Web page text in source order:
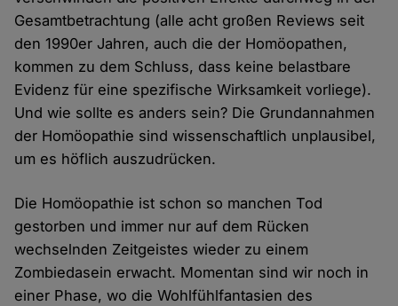
Gesamtbetrachtung (alle acht großen Reviews seit
den 1990er Jahren, auch die der Homöopathen,
kommen zu dem Schluss, dass keine belastbare
Evidenz für eine spezifische Wirksamkeit vorliege).
Und wie sollte es anders sein? Die Grundannahmen
der Homöopathie sind wissenschaftlich unplausibel,
um es höflich auszudrücken.
Die Homöopathie ist schon so manchen Tod
gestorben und immer nur auf dem Rücken
wechselnden Zeitgeistes wieder zu einem
Zombiedasein erwacht. Momentan sind wir noch in
einer Phase, wo die Wohlfühlfantasien des